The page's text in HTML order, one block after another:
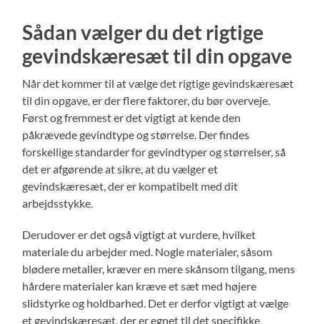
Sådan vælger du det rigtige
gevindskæresæt til din opgave
Når det kommer til at vælge det rigtige gevindskæresæt
til din opgave, er der flere faktorer, du bør overveje.
Først og fremmest er det vigtigt at kende den
påkrævede gevindtype og størrelse. Der findes
forskellige standarder for gevindtyper og størrelser, så
det er afgørende at sikre, at du vælger et
gevindskæresæt, der er kompatibelt med dit
arbejdsstykke.
Derudover er det også vigtigt at vurdere, hvilket
materiale du arbejder med. Nogle materialer, såsom
blødere metaller, kræver en mere skånsom tilgang, mens
hårdere materialer kan kræve et sæt med højere
slidstyrke og holdbarhed. Det er derfor vigtigt at vælge
et gevindskæresæt, der er egnet til det specifikke